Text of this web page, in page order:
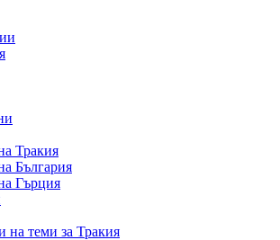
Тракия
България
Гърция
на теми за Тракия